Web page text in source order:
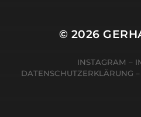
© 2026
INSTAGRAM –
DATENSCHUTZERKLÄRUNG –